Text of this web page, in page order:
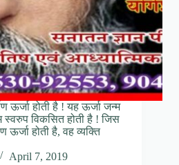
होती है ! यह ऊर्जा जन्म
स्वरुप विकसित होती है ! जिस
होती है, वह व्यक्ति
April 7, 2019